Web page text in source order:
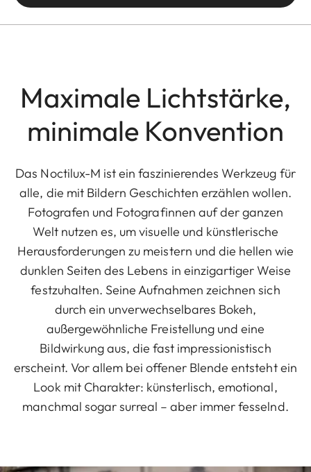
Maximale Lichtstärke,
minimale Konvention
Das Noctilux-M ist ein faszinierendes Werkzeug für
alle, die mit Bildern Geschichten erzählen wollen.
Fotografen und Fotografinnen auf der ganzen
Welt nutzen es, um visuelle und künstlerische
Herausforderungen zu meistern und die hellen wie
dunklen Seiten des Lebens in einzigartiger Weise
festzuhalten. Seine Aufnahmen zeichnen sich
durch ein unverwechselbares Bokeh,
außergewöhnliche Freistellung und eine
Bildwirkung aus, die fast impressionistisch
erscheint. Vor allem bei offener Blende entsteht ein
Look mit Charakter: künsterlisch, emotional,
manchmal sogar surreal – aber immer fesselnd.